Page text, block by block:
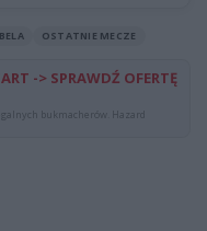
OSTATNIE MECZE
-> SPRAWDŹ OFERTĘ
bukmacherów. Hazard